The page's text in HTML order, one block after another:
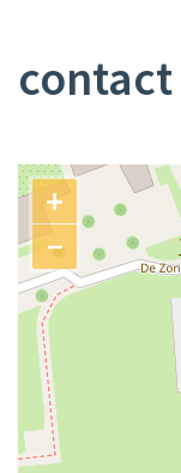
Contact
+
−